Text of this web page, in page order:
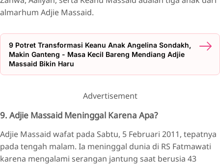
almarhum Adjie Massaid.
9 Potret Transformasi Keanu Anak Angelina Sondakh,
Makin Ganteng - Masa Kecil Bareng Mendiang Adjie
Massaid Bikin Haru
Advertisement
9. Adjie Massaid Meninggal Karena Apa?
Adjie Massaid wafat pada Sabtu, 5 Februari 2011, tepatnya
pada tengah malam. Ia meninggal dunia di RS Fatmawati
karena mengalami serangan jantung saat berusia 43